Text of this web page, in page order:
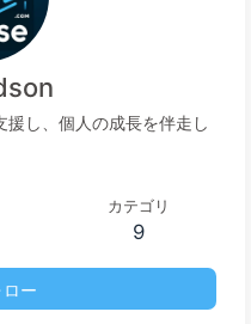
し、個人の成長を伴走し
カテゴリ
9
ー